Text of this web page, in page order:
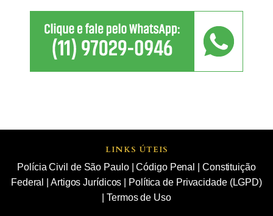
LINKS ÚTEIS
Polícia Civil de São Paulo|Código Penal
Constituição
Federal
Artigos Jurídicos
Política de Privacidade (LGPD)
|Termos de Uso